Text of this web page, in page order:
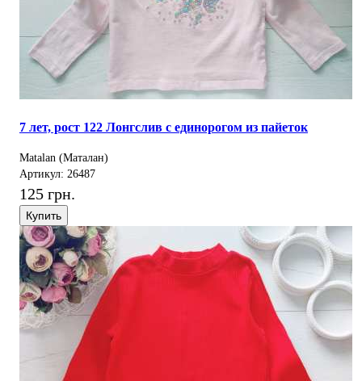
7 лет, рост 122 Лонгслив с единорогом из пайеток
Matalan (Маталан)
Артикул: 26487
125 грн.
Купить